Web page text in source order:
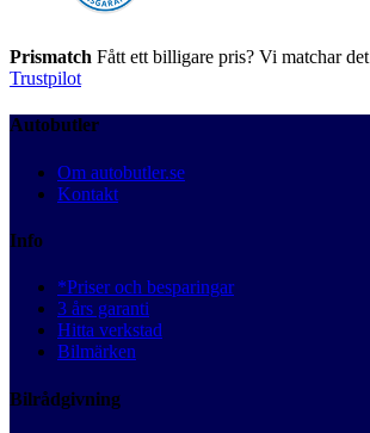
Prismatch Fått ett billigare pris? Vi matchar det
Trustpilot
Autobutler
Om autobutler.se
Kontakt
Info
*Priser och besparingar
3 års garanti
Hitta verkstad
Bilmärken
Bilrådgivning